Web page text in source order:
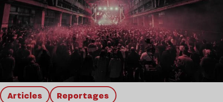
Articles Reportages